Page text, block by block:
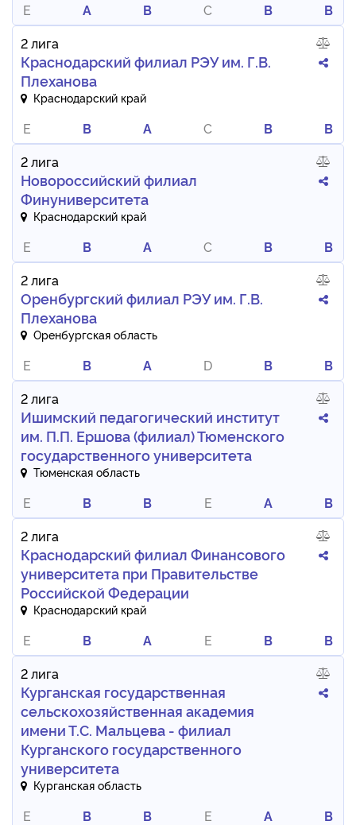
E A B C B
B
2 лига
Краснодарский филиал РЭУ им. Г.В.
Плеханова
Краснодарский край
E B A C B
B
2 лига
Но​​вороссийский филиал
Финуниверситета
Краснодарский край
E B A C B
B
2 лига
Оренбургский филиал РЭУ им. Г.В.
Плеханова
Оренбургская область
E B A D B
B
2 лига
Ишимский педагогический институт
им. П.П. Ершова (филиал) Тюменского
государственного университета
Тюменская область
E B B E A
B
2 лига
Краснодарский филиал Финансового
университета при Правительстве
Российской Федерации
Краснодарский край
E B A E B
B
2 лига
Курганская государственная
сельскохозяйственная академия
имени Т.С. Мальцева - филиал
Курганского государственного
университета
Курганская область
E B B E A
B